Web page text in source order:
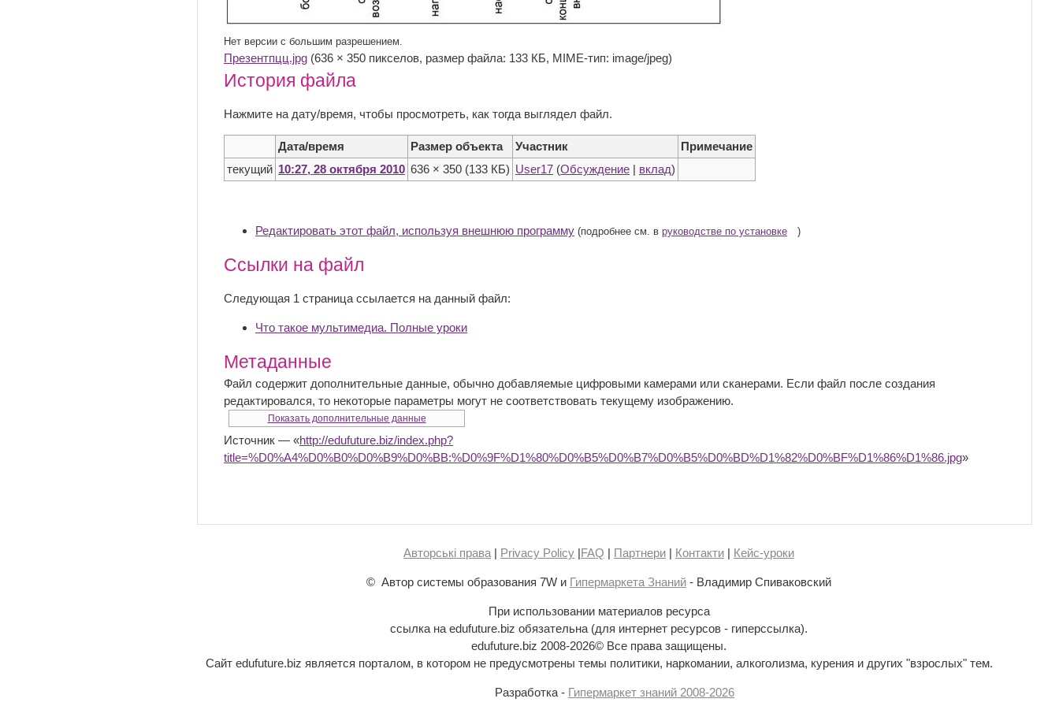
Нет версии с большим разрешением.
Презентпцц.jpg ‎ (636 × 350 пикселов, размер файла: 133 КБ, MIME-тип: image/jpeg)
История файла
Нажмите на дату/время, чтобы просмотреть, как тогда выглядел файл.
Дата/время Размер объекта Участник
Примечание
текущий 10:27, 28 октября 2010 636 × 350 (133 КБ) User17 (Обсуждение | вклад)
Редактировать этот файл, используя внешнюю программу (подробнее см. в руководстве по установке )
Ссылки на файл
Следующая 1 страница ссылается на данный файл:
Что такое мультимедиа. Полные уроки
Метаданные
Файл содержит дополнительные данные, обычно добавляемые цифровыми камерами или сканерами. Если файл после создания
редактировался, то некоторые параметры могут не соответствовать текущему изображению.
Показать дополнительные данные
Источник — «http://edufuture.biz/index.php?
title=%D0%A4%D0%B0%D0%B9%D0%BB:%D0%9F%D1%80%D0%B5%D0%B7%D0%B5%D0%BD%D1%82%D0%BF%D1%86%D1%86.jpg»
Авторські права | Privacy Policy |FAQ | Партнери | Контакти | Кейс-уроки
© Автор системы образования 7W и Гипермаркета Знаний - Владимир Спиваковский
При использовании материалов ресурса
ссылка на edufuture.biz обязательна (для интернет ресурсов - гиперссылка).
edufuture.biz 2008-2026© Все права защищены.
Сайт edufuture.biz является порталом, в котором не предусмотрены темы политики, наркомании, алкоголизма, курения и других "взрослых" тем.
Разработка - Гипермаркет знаний 2008-2026